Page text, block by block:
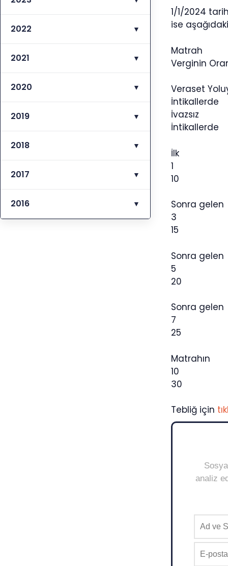
1/1/2024
ise
Matrah
Verginin
Veraset
İntikallerde
İvazsız
İntikallerde
İlk
1
10
Sonra
3
15
Sonra
5
20
Sonra
7
25
Matrahın
10
30
Tebliğ için
analiz
2022 ▼
2021 ▼
2020 ▼
2019 ▼
2018 ▼
2017 ▼
2016 ▼